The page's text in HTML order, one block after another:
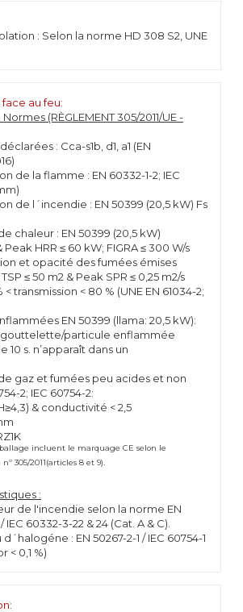
: Selon la norme HD 308 S2, UNE
au feu:
(RÈGLEMENT 305/2011/UE -
: Cca-s1b, d1, a1 (EN
de la flamme : EN 60332-1-2; IEC
de l´incendie : EN 50399 (20,5 kW) Fs
chaleur : EN 50399 (20,5 kW)
HRR ≤ 60 kW; FIGRA ≤ 300 W/s
et opacité des fumées émises
≤ 50 m2 & Peak SPR ≤ 0,25 m2/s
< transmission < 80 % (UNE EN 61034-2;
EN 50399 (llama: 20,5 kW):
particule enflammée
10 s. n’apparaît dans un
gaz et fumées peu acides et non
2; IEC 60754-2:
& conductivité < 2,5
incluent le marquage CE selon le
305/2011(articles 8 et 9).
:
de l'incendie selon la norme EN
IEC 60332-3-22 & 24 (Cat. A & C).
: EN 50267-2-1 / IEC 60754-1
< 0,1 %)